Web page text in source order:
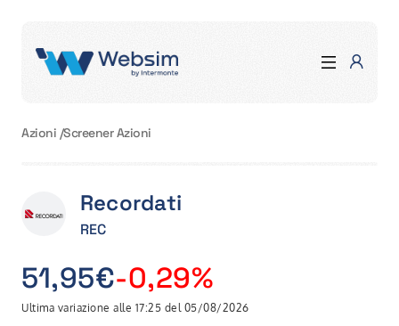
Azioni /Screener Azioni
Recordati
REC
51,95€-0,29%
Ultima variazione alle 17:25 del 05/08/2026